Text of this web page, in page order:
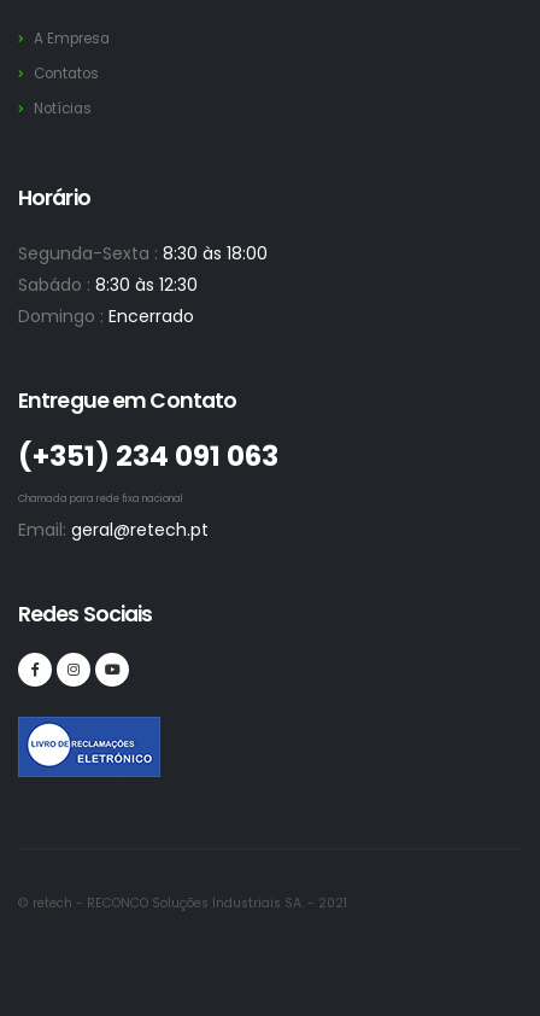
A Empresa
Contatos
Notícias
Horário
Segunda-Sexta : 8:30 às 18:00
Sabádo : 8:30 às 12:30
Domingo : Encerrado
Entregue em Contato
(+351)­ 234 091 063
Chamada para rede fixa nacional
Email: geral@retech.pt
Redes Sociais
© retech - RECONCO Soluções Industriais SA. - 2021